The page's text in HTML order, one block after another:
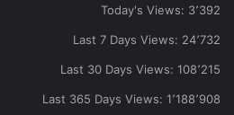
Today's Views: 3٬392
Last 7 Days Views: 24٬732
Last 30 Days Views: 108٬215
Last 365 Days Views: 1٬188٬908